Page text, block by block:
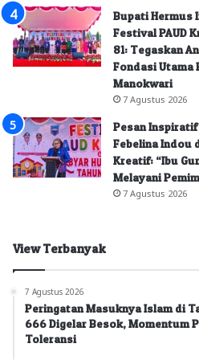
Bupati Hermus
Festival PAUD
81: Tegaskan
Fondasi Utama
Manokwari
7 Agustus 2026
Pesan Inspiratif
Febelina Indou
Kreatif: “Ibu
Melayani
7 Agustus 2026
View Terbanyak
7 Agustus 2026
Peringatan Masuknya Islam di
666 Digelar Besok, Momentum
Toleransi